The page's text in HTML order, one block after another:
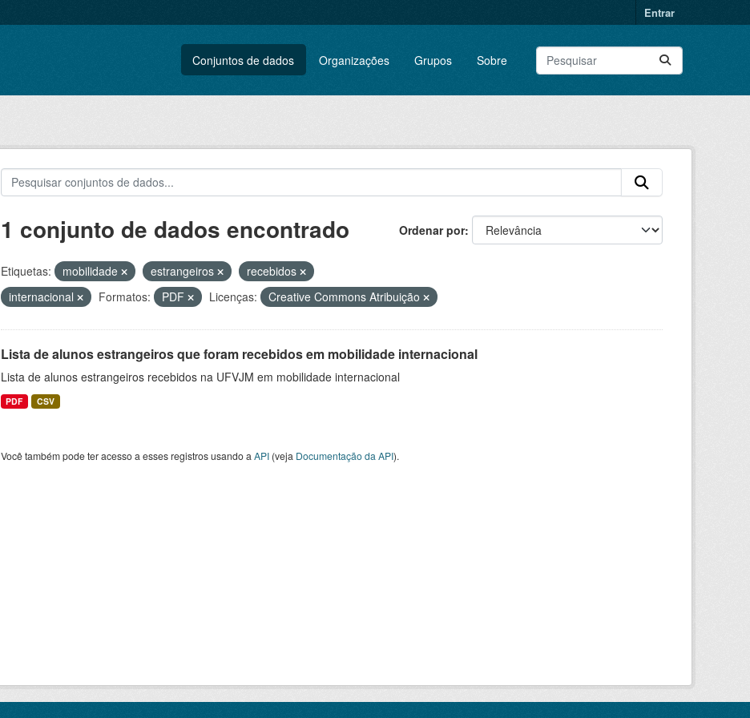
Entrar
Conjuntos de dados Organizações Grupos Sobre
Ordenar por
1 conjunto de dados encontrado
Etiquetas: mobilidade estrangeiros
recebidos
internacional
Formatos: PDF Licenças: Creative Commons Atribuição
Lista de alunos estrangeiros que foram recebidos em mobilidade internacional
Lista de alunos estrangeiros recebidos na UFVJM em mobilidade internacional
PDF CSV
Você também pode ter acesso a esses registros usando a API(veja Documentação da API).